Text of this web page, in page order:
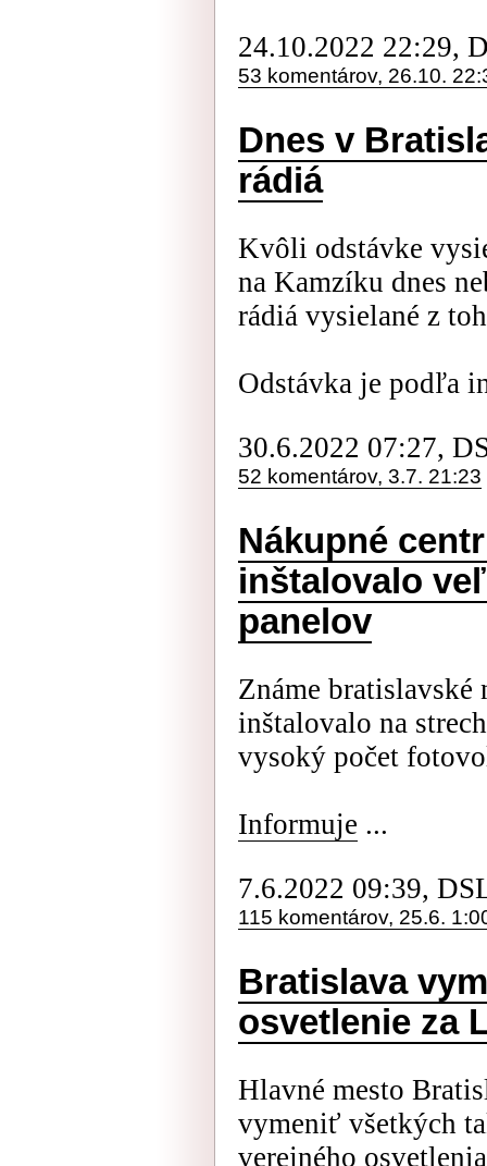
24.10.2022 22:29,
53 komentárov, 26.10.
Dnes v
rádiá
Kvôli odstávke
na Kamzíku dnes
rádiá vysielané z
Odstávka je podľa
30.6.2022 07:27,
52 komentárov, 3.7. 21:23
Nákupné
inštalovalo
panelov
Známe bratislavské
inštalovalo na
vysoký počet
Informuje ...
7.6.2022 09:39,
115 komentárov, 25.6.
Bratislava
osvetlenie za
Hlavné mesto
vymeniť všetkých
verejného